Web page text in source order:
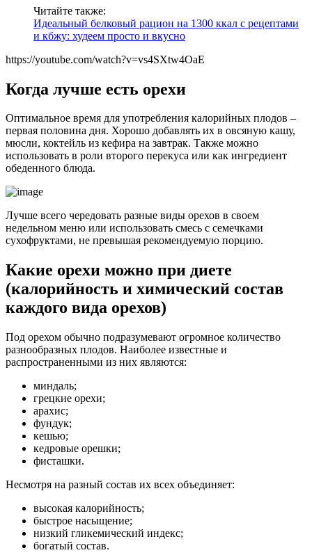
Читайте также:
Идеальный белковый рацион на 1300 ккал с рецептами
и кбжу: худеем просто и вкусно
https://youtube.com/watch?v=vs4SXtw4OaE
Когда лучше есть орехи
Оптимальное время для употребления калорийных плодов –
первая половина дня. Хорошо добавлять их в овсяную кашу,
мюсли, коктейль из кефира на завтрак. Также можно
использовать в роли второго перекуса или как ингредиент
обеденного блюда.
Лучше всего чередовать разные виды орехов в своем
недельном меню или использовать смесь с семечками
сухофруктами, не превышая рекомендуемую порцию.
Какие орехи можно при диете
(калорийность и химический состав
каждого вида орехов)
Под орехом обычно подразумевают огромное количество
разнообразных плодов. Наиболее известные и
распространенными из них являются:
миндаль;
грецкие орехи;
арахис;
фундук;
кешью;
кедровые орешки;
фисташки.
Несмотря на разный состав их всех объединяет:
высокая калорийность;
быстрое насыщение;
низкий гликемический индекс;
богатый состав.